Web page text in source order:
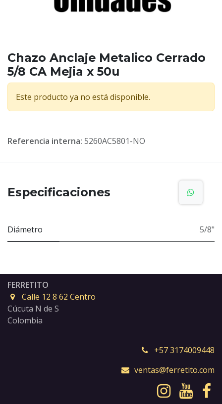
Chazo Anclaje Metalico Cerrado
5/8 CA Mejia x 50u
Este producto ya no está disponible.
Referencia interna: 5260AC5801-NO
Especificaciones
Diámetro 5/8"
FERRETITO
Calle 12 8 62 Centro
Cúcuta N de S
Colombia
+57 3174009448
ventas@ferretito.com